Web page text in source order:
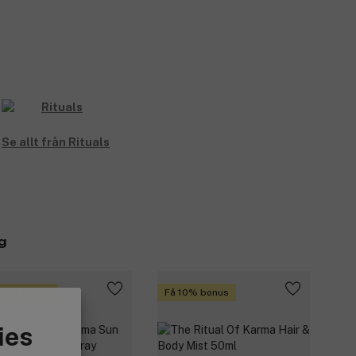
Se allt från Rituals
Få 10% bonus